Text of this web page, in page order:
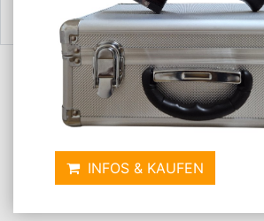
ZURÜCK
Ankauf leere Hewlett
INFOS & KAUFEN